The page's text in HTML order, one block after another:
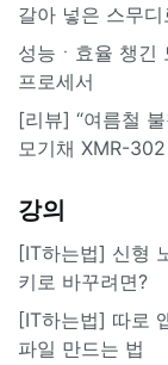
갈아 넣은 스무
성능ㆍ효율 챙긴
프로세서
[리뷰] “여름철
모기채 XMR-302
강의
[IT하는법] 신형
키로 바꾸려면?
[IT하는법] 따로
파일 만드는 법